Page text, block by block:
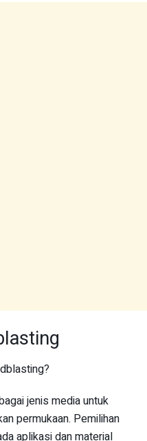
jenis media untuk
permukaan. Pemilihan
aplikasi dan material